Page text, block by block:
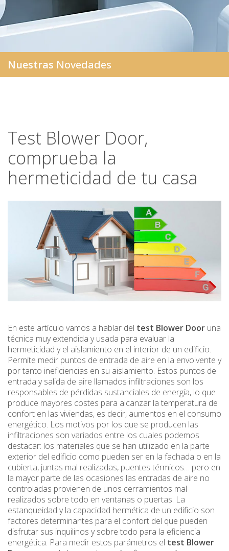
Nuestras Novedades
Test Blower Door,
comprueba la
hermeticidad de tu casa
En este artículo vamos a hablar del test Blower Door una
técnica muy extendida y usada para evaluar la
hermeticidad y el aislamiento en el interior de un edificio.
Permite medir puntos de entrada de aire en la envolvente y
por tanto ineficiencias en su aislamiento. Estos puntos de
entrada y salida de aire llamados infiltraciones son los
responsables de pérdidas sustanciales de energía, lo que
produce mayores costes para alcanzar la temperatura de
confort en las viviendas, es decir, aumentos en el consumo
energético. Los motivos por los que se producen las
infiltraciones son variados entre los cuales podemos
destacar: los materiales que se han utilizado en la parte
exterior del edificio como pueden ser en la fachada o en la
cubierta, juntas mal realizadas, puentes térmicos… pero en
la mayor parte de las ocasiones las entradas de aire no
controladas provienen de unos cerramientos mal
realizados sobre todo en ventanas o puertas. La
estanqueidad y la capacidad hermética de un edificio son
factores determinantes para el confort del que pueden
disfrutar sus inquilinos y sobre todo para la eficiencia
energética. Para medir estos parámetros el test Blower